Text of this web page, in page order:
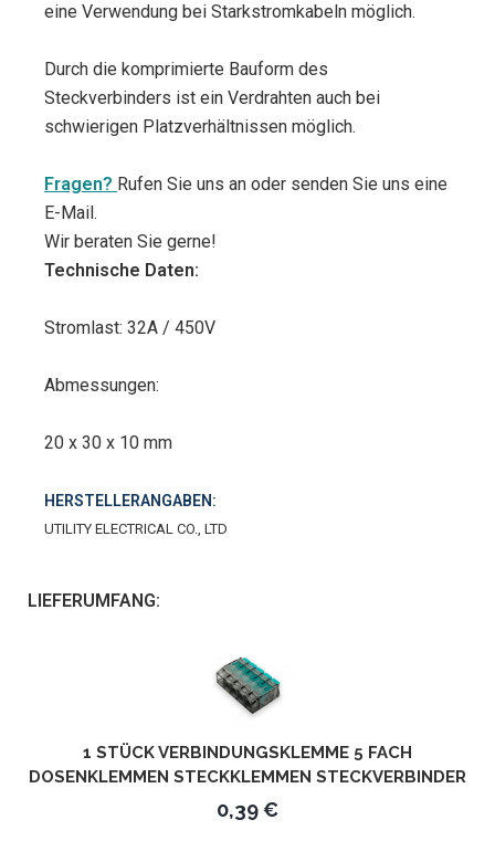
eine Verwendung bei Starkstromkabeln möglich.
Durch die komprimierte Bauform des
Steckverbinders ist ein Verdrahten auch bei
schwierigen Platzverhältnissen möglich.
Fragen? Rufen Sie uns an oder senden Sie uns eine
E-Mail.
Wir beraten Sie gerne!
Technische Daten:
Stromlast: 32A / 450V
Abmessungen:
20 x 30 x 10 mm
HERSTELLERANGABEN:
UTILITY ELECTRICAL CO., LTD
LIEFERUMFANG:
1 STÜCK VERBINDUNGSKLEMME 5 FACH
DOSENKLEMMEN STECKKLEMMEN STECKVERBINDER
UBC-565
0,39 €